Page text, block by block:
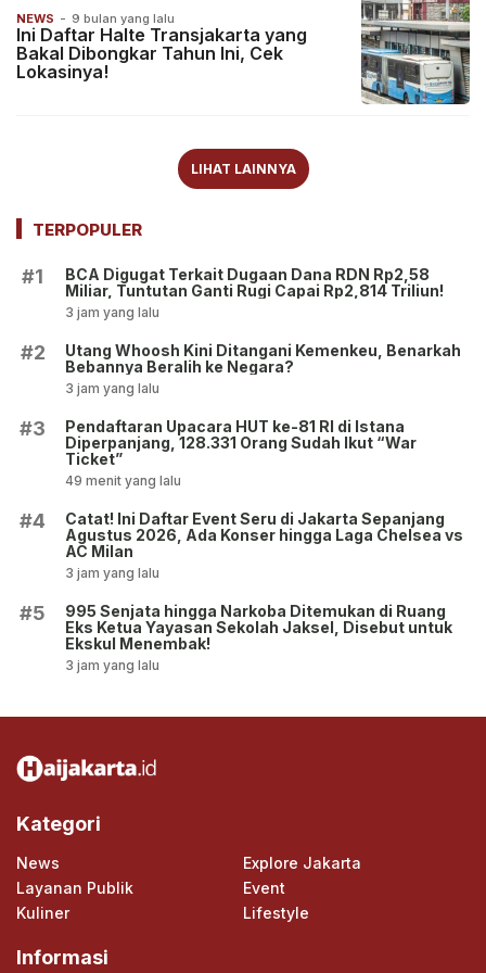
NEWS - 9 bulan yang lalu
Ini Daftar Halte Transjakarta yang
Bakal Dibongkar Tahun Ini, Cek
Lokasinya!
LIHAT LAINNYA
TERPOPULER
#1
BCA Digugat Terkait Dugaan Dana RDN Rp2,58
Miliar, Tuntutan Ganti Rugi Capai Rp2,814 Triliun!
3 jam yang lalu
#2
Utang Whoosh Kini Ditangani Kemenkeu, Benarkah
Bebannya Beralih ke Negara?
3 jam yang lalu
#3
Pendaftaran Upacara HUT ke-81 RI di Istana
Diperpanjang, 128.331 Orang Sudah Ikut “War
Ticket”
49 menit yang lalu
#4
Catat! Ini Daftar Event Seru di Jakarta Sepanjang
Agustus 2026, Ada Konser hingga Laga Chelsea vs
AC Milan
3 jam yang lalu
#5
995 Senjata hingga Narkoba Ditemukan di Ruang
Eks Ketua Yayasan Sekolah Jaksel, Disebut untuk
Ekskul Menembak!
3 jam yang lalu
Kategori
News
Explore Jakarta
Layanan Publik
Event
Kuliner
Lifestyle
Informasi